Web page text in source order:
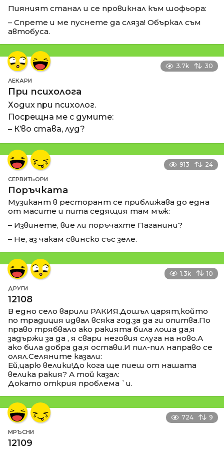
Пияният станал и се провикнал към шофьора:
– Спрете и ме пуснете да сляза! Объркал съм
автобуса.
3.7k 30
ЛЕКАРИ
При психолога
Ходих при психолог.
Посрещна ме с думите:
– К’во става, луд?
913 24
СЕРВИТЬОРИ
Поръчката
Музикант в ресторант се приближава до една
от масите и пита седящия там мъж:
– Извинете, вие ли поръчахте Паганини?
– Не, аз чакам свинско със зеле.
1.3k 10
ДРУГИ
12108
В едно село варили РАКИЯ.Дошъл царят,който
по традиция идвал всяка год.за да ги опитва.По
право трябвало ако ракията била лоша да,я
задържи за да , я свари неговия слуга на ново.А
ако била добра да,я остави.И пил-пил направо се
олял.Селяните казали:
Ей,царю велики!До кога ще пиеш от нашата
велика ракия? А той казал:
Докато открия проблема `и.
724 9
МРЪСНИ
12109